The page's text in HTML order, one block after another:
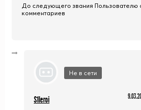
До следующего звания Пользователю
комментариев
Не в сети
S1leroi